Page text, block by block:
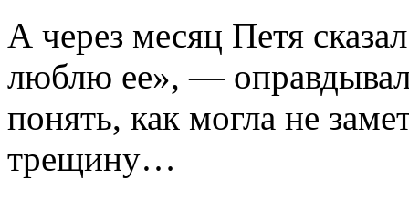
А через месяц Петя
люблю ее», —
понять, как могла не
трещину…